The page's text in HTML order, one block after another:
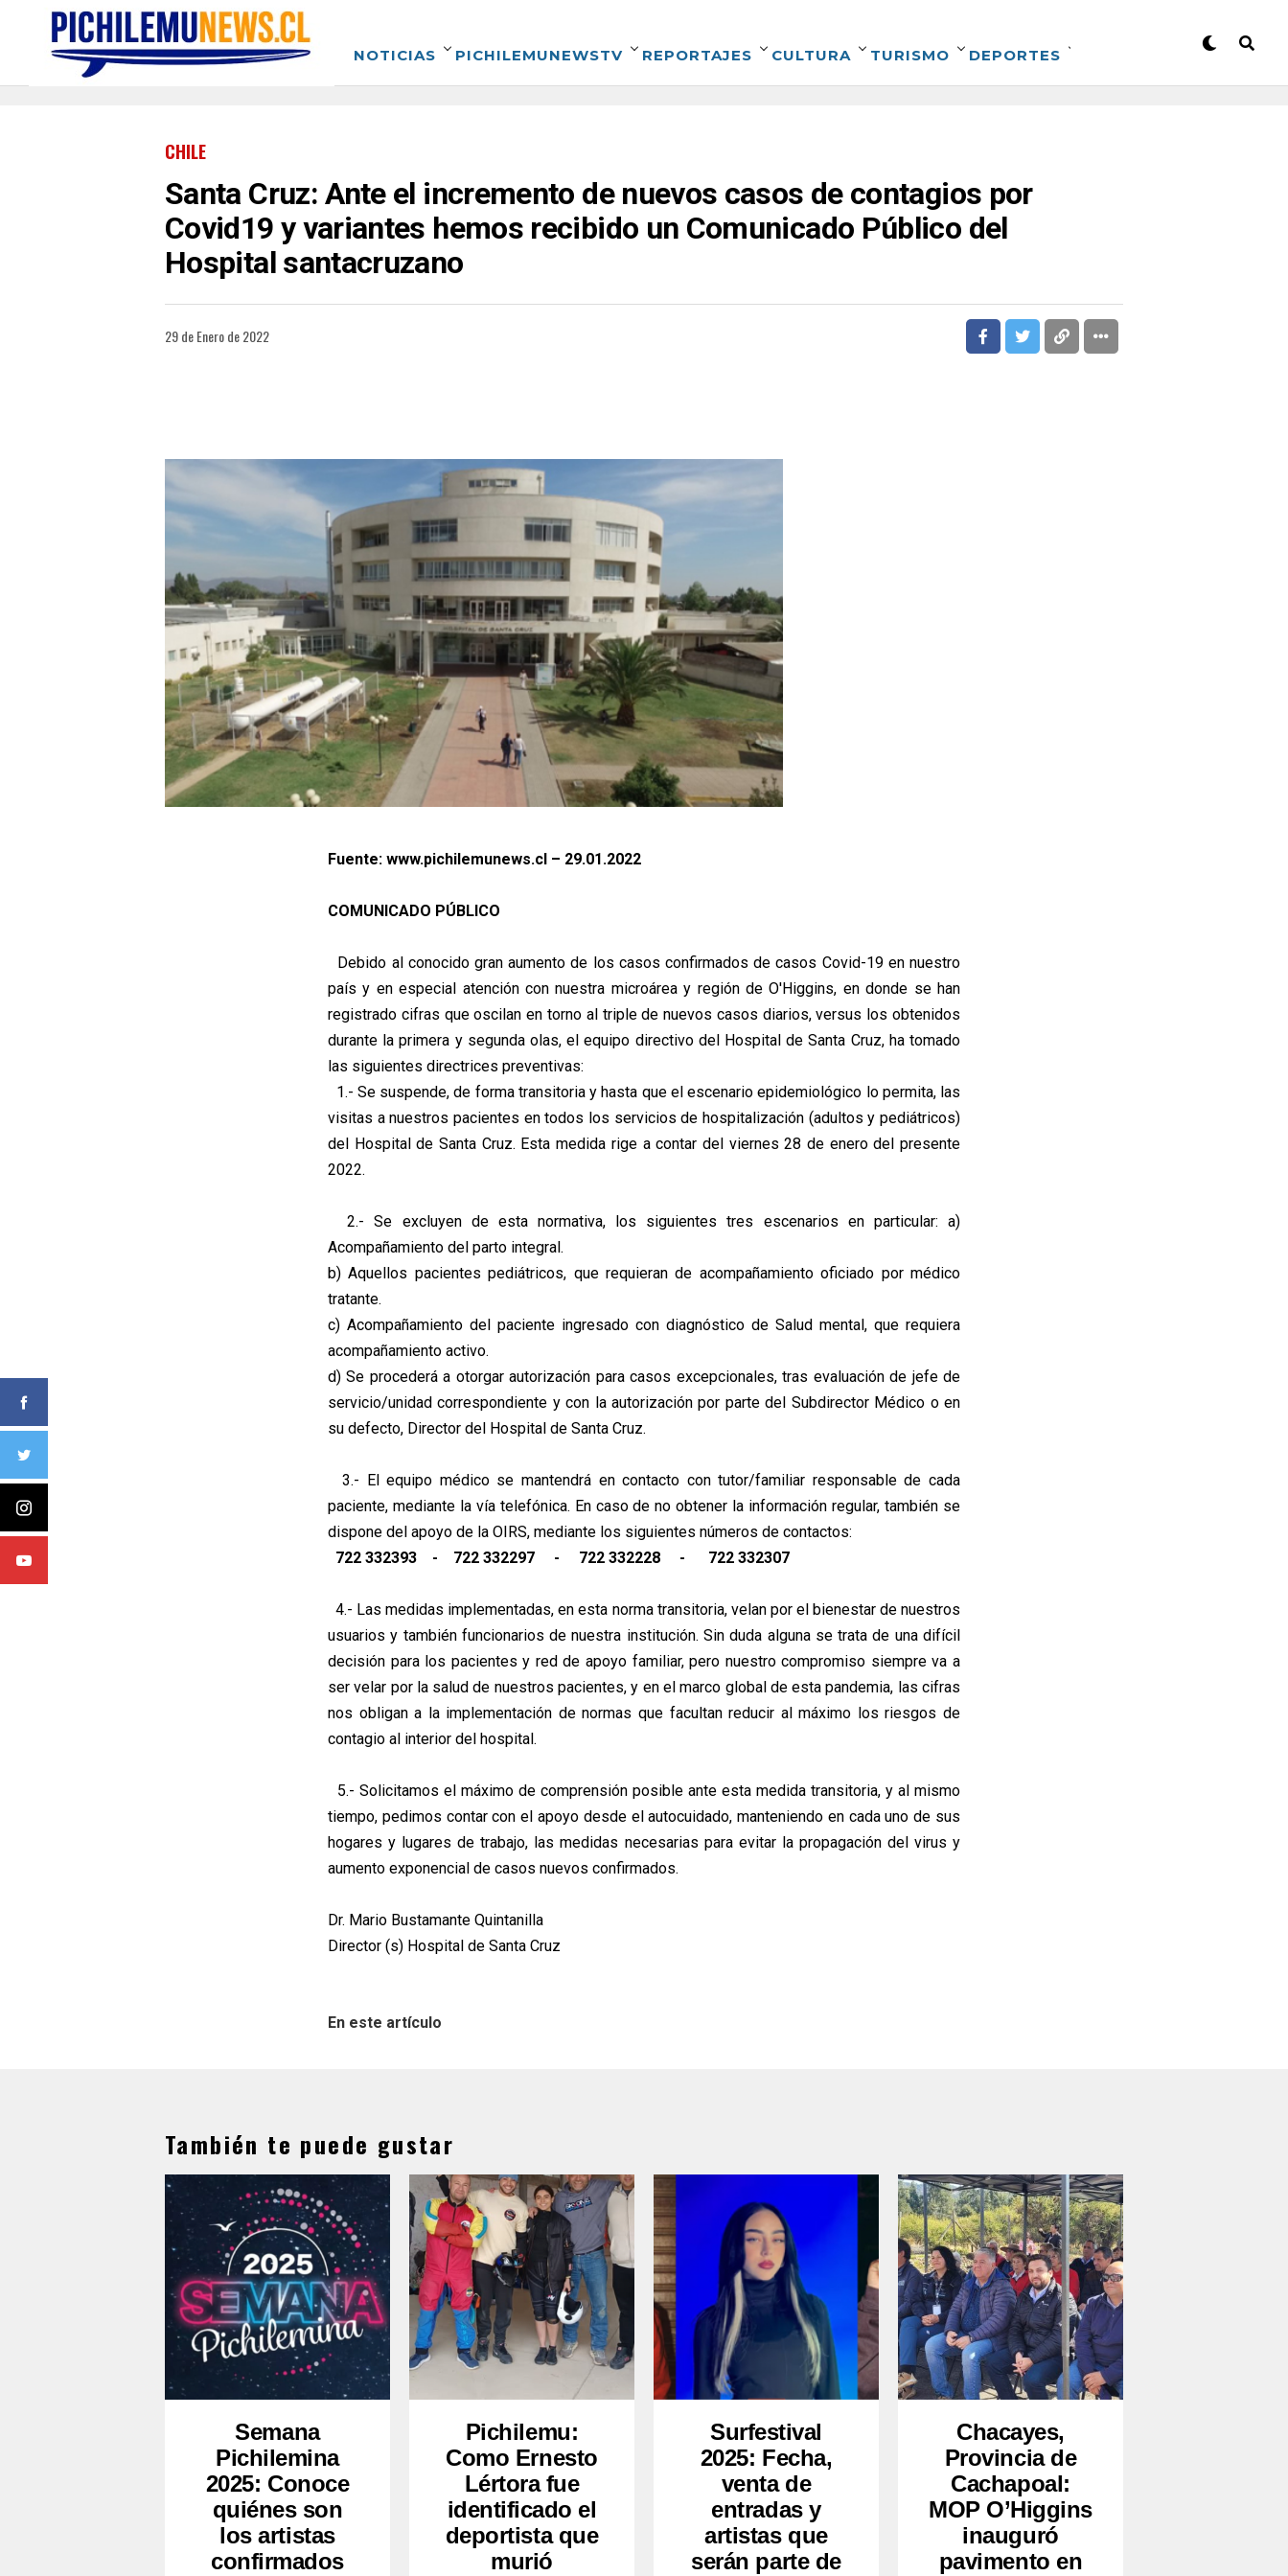
NOTICIAS PICHILEMUNEWSTV REPORTAJES CULTURA TURISMO DEPORTES
CHILE
Santa Cruz: Ante el incremento de nuevos casos de contagios por
Covid19 y variantes hemos recibido un Comunicado Público del
Hospital santacruzano
29 de Enero de 2022
Fuente: www.pichilemunews.cl – 29.01.2022
COMUNICADO PÚBLICO
Debido al conocido gran aumento de los casos confirmados de casos Covid-19 en nuestro
país y en especial atención con nuestra microárea y región de O'Higgins, en donde se han
registrado cifras que oscilan en torno al triple de nuevos casos diarios, versus los obtenidos
durante la primera y segunda olas, el equipo directivo del Hospital de Santa Cruz, ha tomado
las siguientes directrices preventivas:
1.- Se suspende, de forma transitoria y hasta que el escenario epidemiológico lo permita, las
visitas a nuestros pacientes en todos los servicios de hospitalización (adultos y pediátricos)
del Hospital de Santa Cruz. Esta medida rige a contar del viernes 28 de enero del presente
2022.
2.- Se excluyen de esta normativa, los siguientes tres escenarios en particular: a)
Acompañamiento del parto integral.
b) Aquellos pacientes pediátricos, que requieran de acompañamiento oficiado por médico
tratante.
c) Acompañamiento del paciente ingresado con diagnóstico de Salud mental, que requiera
acompañamiento activo.
d) Se procederá a otorgar autorización para casos excepcionales, tras evaluación de jefe de
servicio/unidad correspondiente y con la autorización por parte del Subdirector Médico o en
su defecto, Director del Hospital de Santa Cruz.
3.- El equipo médico se mantendrá en contacto con tutor/familiar responsable de cada
paciente, mediante la vía telefónica. En caso de no obtener la información regular, también se
dispone del apoyo de la OIRS, mediante los siguientes números de contactos:
722 332393 - 722 332297 - 722 332228 - 722 332307
4.- Las medidas implementadas, en esta norma transitoria, velan por el bienestar de nuestros
usuarios y también funcionarios de nuestra institución. Sin duda alguna se trata de una difícil
decisión para los pacientes y red de apoyo familiar, pero nuestro compromiso siempre va a
ser velar por la salud de nuestros pacientes, y en el marco global de esta pandemia, las cifras
nos obligan a la implementación de normas que facultan reducir al máximo los riesgos de
contagio al interior del hospital.
5.- Solicitamos el máximo de comprensión posible ante esta medida transitoria, y al mismo
tiempo, pedimos contar con el apoyo desde el autocuidado, manteniendo en cada uno de sus
hogares y lugares de trabajo, las medidas necesarias para evitar la propagación del virus y
aumento exponencial de casos nuevos confirmados.
Dr. Mario Bustamante Quintanilla
Director (s) Hospital de Santa Cruz
En este artículo
También te puede gustar
Semana
Pichilemina
2025: Conoce
quiénes son
los artistas
confirmados
Pichilemu:
Como Ernesto
Lértora fue
identificado el
deportista que
murió
Surfestival
2025: Fecha,
venta de
entradas y
artistas que
serán parte de
Chacayes,
Provincia de
Cachapoal:
MOP O’Higgins
inauguró
pavimento en